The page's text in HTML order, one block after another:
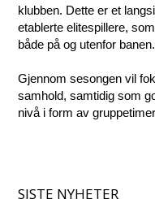
klubben. Dette er et
etablerte elitespillere,
både på og utenfor banen.
Gjennom sesongen vil
samhold, samtidig som
nivå i form av
SISTE NYHETER